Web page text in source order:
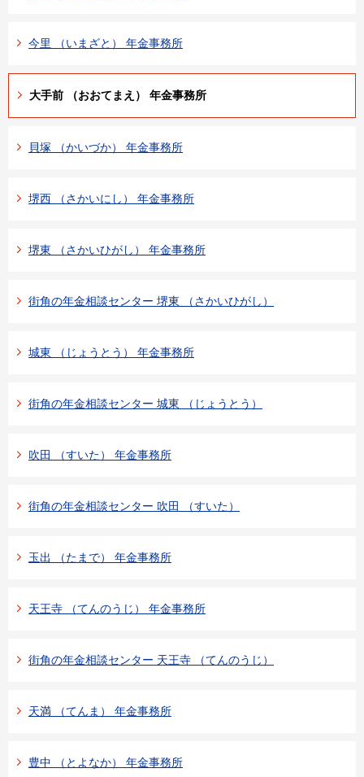
今里 （いまざと） 年金事務所
大手前 （おおてまえ） 年金事務所
貝塚 （かいづか） 年金事務所
堺西 （さかいにし） 年金事務所
堺東 （さかいひがし） 年金事務所
街角の年金相談センター 堺東 （さかいひがし）
城東 （じょうとう） 年金事務所
街角の年金相談センター 城東 （じょうとう）
吹田 （すいた） 年金事務所
街角の年金相談センター 吹田 （すいた）
玉出 （たまで） 年金事務所
天王寺 （てんのうじ） 年金事務所
街角の年金相談センター 天王寺 （てんのうじ）
天満 （てんま） 年金事務所
豊中 （とよなか） 年金事務所